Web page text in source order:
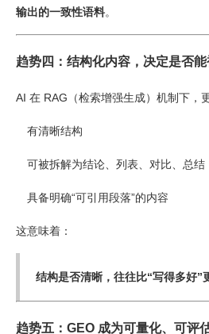
输出的一致性语料。
趋势四：结构化内容，决定是否
AI 在 RAG（检索增强生成）机制下，
有清晰结构
可被拆解为结论、列表、对比、总结
具备明确“可引用段落”的内容
这意味着：
结构是否清晰，往往比“写得多好”
趋势五：GEO 成为可量化、可评